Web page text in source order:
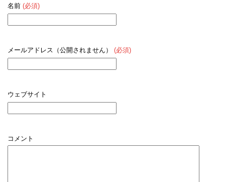
名前 (必須)
メールアドレス（公開されません） (必須)
ウェブサイト
コメント